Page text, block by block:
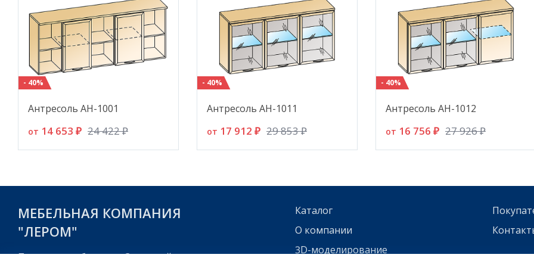
- 40%
Антресоль АН-1001
от 14 653 ₽ 24 422 ₽
- 40%
Антресоль АН-1011
от 17 912 ₽ 29 853 ₽
- 40%
Антресоль АН-1012
от 16 756 ₽ 27 926 ₽
МЕБЕЛЬНАЯ КОМПАНИЯ
"ЛЕРОМ"
Пензенская область, г. Заречный,
Каталог
О компании
3D-моделирование